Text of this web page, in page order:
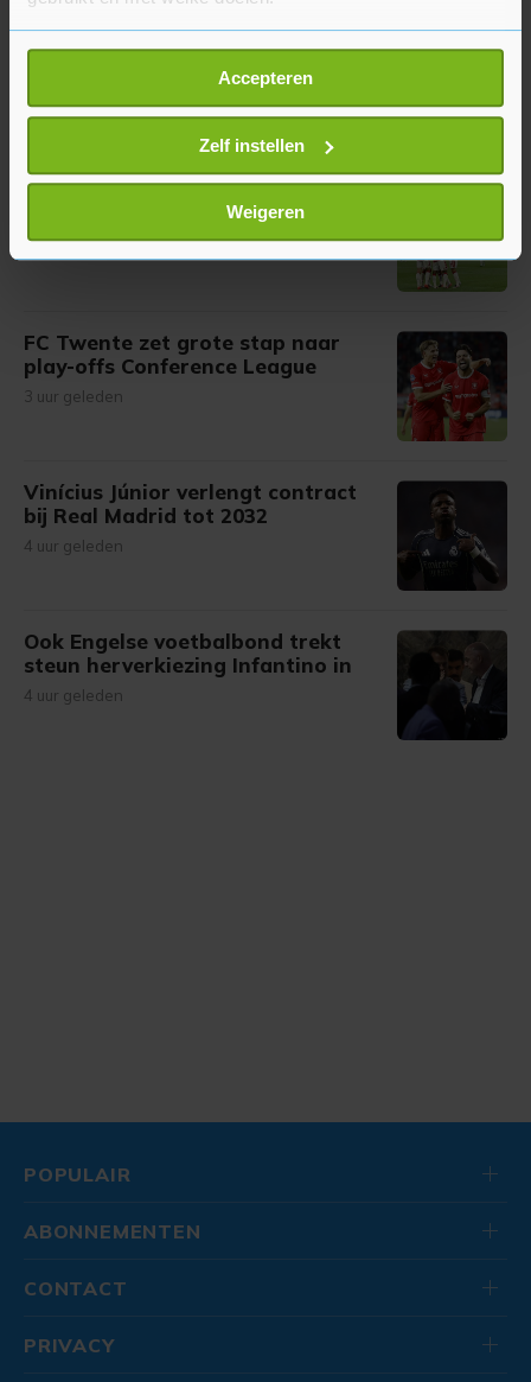
Als u het toestaat, willen we ook graag:
Informatie verzamelen over uw geografische
locatie, die tot een paar meter nauwkeurig kan zijn
Uw apparaat identificeren door het actief te
scannen op specifieke eigenschappen (fingerprinting)
Lees meer over hoe uw persoonlijke gegevens worden
verwerkt en stel uw voorkeuren in het
U kunt uw toestemming op elk moment wijzigen of
Met cookies werkt onze website beter en wordt jouw
bezoek makkelijker en persoonlijker. Op
onze cookiepagina kun je ons cookiebeleid bekijken en je
Accepteren
Zelf instellen
Weigeren
Afrikaanse voetbalbond blijft FIFA-
voorzitter Infantino steunen
Ajax verslaat Shelbourne, maar
laat veel kansen liggen
2 uur geleden
FC Twente zet grote stap naar
play-offs Conference League
3 uur geleden
Vinícius Júnior verlengt contract
bij Real Madrid tot 2032
4 uur geleden
Ook Engelse voetbalbond trekt
steun herverkiezing Infantino in
4 uur geleden
POPULAIR
ABONNEMENTEN
CONTACT
PRIVACY